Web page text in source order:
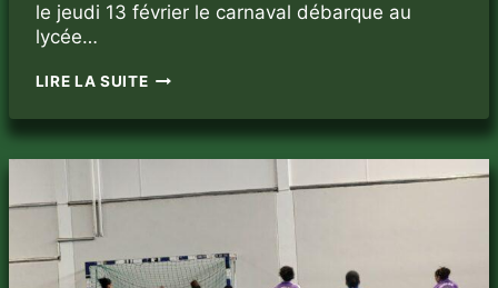
le jeudi 13 février le carnaval débarque au
lycée…
LIRE LA SUITECARNAVAL
CLAUDEL